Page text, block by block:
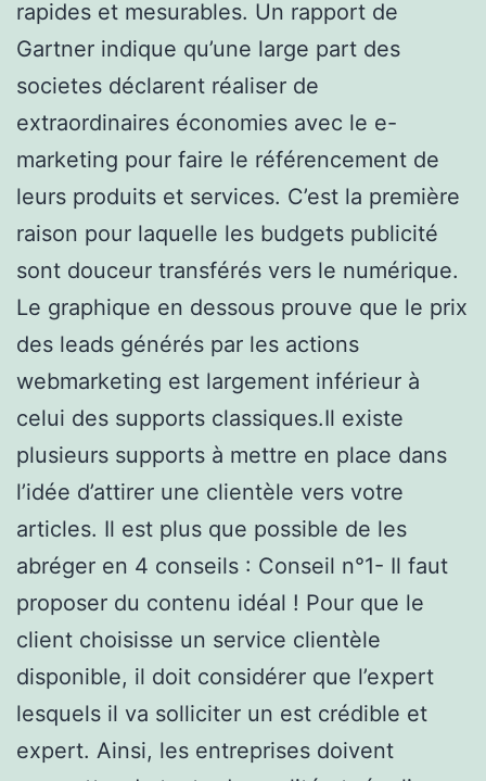
rapides et mesurables. Un rapport de
Gartner indique qu’une large part des
societes déclarent réaliser de
extraordinaires économies avec le e-
marketing pour faire le référencement de
leurs produits et services. C’est la première
raison pour laquelle les budgets publicité
sont douceur transférés vers le numérique.
Le graphique en dessous prouve que le prix
des leads générés par les actions
webmarketing est largement inférieur à
celui des supports classiques.Il existe
plusieurs supports à mettre en place dans
l’idée d’attirer une clientèle vers votre
articles. Il est plus que possible de les
abréger en 4 conseils : Conseil n°1- Il faut
proposer du contenu idéal ! Pour que le
client choisisse un service clientèle
disponible, il doit considérer que l’expert
lesquels il va solliciter un est crédible et
expert. Ainsi, les entreprises doivent